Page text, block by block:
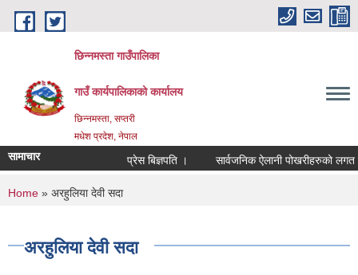
Skip to main content
छिन्नमस्ता गाउँपालिका
गाउँ कार्यपालिकाको कार्यालय
छिन्नमस्ता, सप्तरी
मधेश प्रदेश, नेपाल
सामाचार प्रेस बिज्ञपति । सार्वजनिक ऐलानी पोखरीहरुको लगत
You are here
Home » अरहुलिया देवी सदा
अरहुलिया देवी सदा